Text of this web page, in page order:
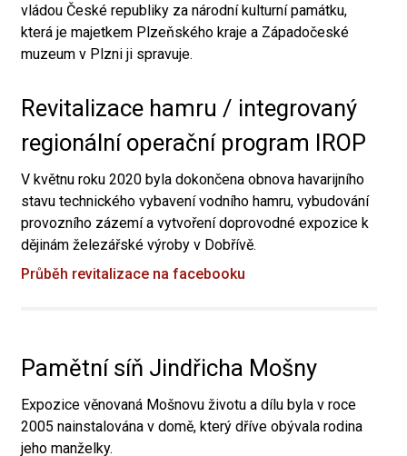
vládou České republiky za národní kulturní památku,
která je majetkem Plzeňského kraje a Západočeské
muzeum v Plzni ji spravuje.
Revitalizace hamru / integrovaný
regionální operační program IROP
V květnu roku 2020 byla dokončena obnova havarijního
stavu technického vybavení vodního hamru, vybudování
provozního zázemí a vytvoření doprovodné expozice k
dějinám železářské výroby v Dobřívě.
Průběh revitalizace na facebooku
Pamětní síň Jindřicha Mošny
Expozice věnovaná Mošnovu životu a dílu byla v roce
2005 nainstalována v domě, který dříve obývala rodina
jeho manželky.